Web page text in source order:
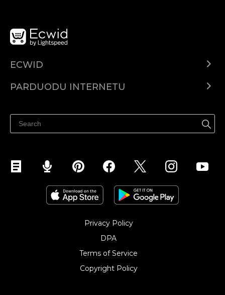
ECWID
Kainodara
PARDUODU INTERNETU
Parduodu Facebook
Parduodu Instagram
Privacy Policy
DPA
Terms of Service
Copyright Policy‎